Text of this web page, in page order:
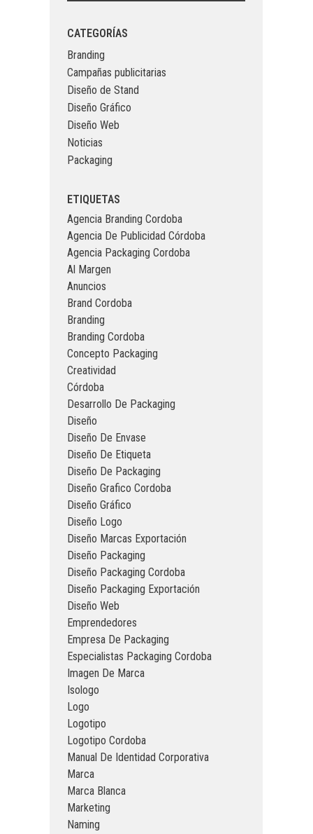
CATEGORÍAS
Branding
Campañas publicitarias
Diseño de Stand
Diseño Gráfico
Diseño Web
Noticias
Packaging
ETIQUETAS
Agencia Branding Cordoba
Agencia De Publicidad Córdoba
Agencia Packaging Cordoba
Al Margen
Anuncios
Brand Cordoba
Branding
Branding Cordoba
Concepto Packaging
Creatividad
Córdoba
Desarrollo De Packaging
Diseño
Diseño De Envase
Diseño De Etiqueta
Diseño De Packaging
Diseño Grafico Cordoba
Diseño Gráfico
Diseño Logo
Diseño Marcas Exportación
Diseño Packaging
Diseño Packaging Cordoba
Diseño Packaging Exportación
Diseño Web
Emprendedores
Empresa De Packaging
Especialistas Packaging Cordoba
Imagen De Marca
Isologo
Logo
Logotipo
Logotipo Cordoba
Manual De Identidad Corporativa
Marca
Marca Blanca
Marketing
Naming